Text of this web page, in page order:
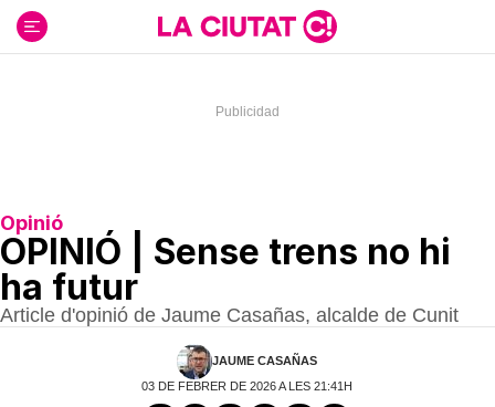
contenido
Opinió
OPINIÓ | Sense trens no hi
ha futur
Article d'opinió de Jaume Casañas, alcalde de Cunit
JAUME CASAÑAS
03 DE FEBRER DE 2026 A LES 21:41H